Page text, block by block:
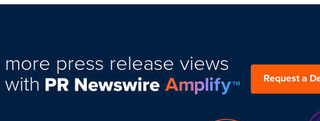
more press release views
with Request a